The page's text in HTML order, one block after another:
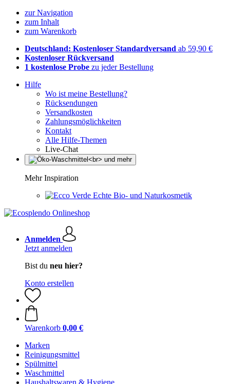
zur Navigation
zum Inhalt
zum Warenkorb
Deutschland: Kostenloser Standardversand ab 59,90 €
Kostenloser Rückversand
1 kostenlose Probe zu jeder Bestellung
Hilfe
Wo ist meine Bestellung?
Rücksendungen
Versandkosten
Zahlungsmöglichkeiten
Kontakt
Alle Hilfe-Themen
Live-Chat
Mehr Inspiration
Echte Bio- und Naturkosmetik
Anmelden
Jetzt anmelden
Bist du neu hier?
Konto erstellen
Warenkorb 0,00 €
Marken
Reinigungsmittel
Spülmittel
Waschmittel
Haushaltswaren & Hygiene